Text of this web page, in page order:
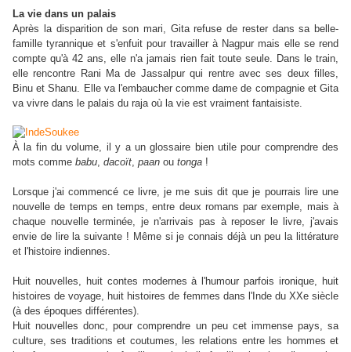
La vie dans un palais
Après la disparition de son mari, Gita refuse de rester dans sa belle-
famille tyrannique et s'enfuit pour travailler à Nagpur mais elle se rend
compte qu'à 42 ans, elle n'a jamais rien fait toute seule. Dans le train,
elle rencontre Rani Ma de Jassalpur qui rentre avec ses deux filles,
Binu et Shanu. Elle va l'embaucher comme dame de compagnie et Gita
va vivre dans le palais du raja où la vie est vraiment fantaisiste.
À la fin du volume, il y a un glossaire bien utile pour comprendre des
mots comme babu, dacoït, paan ou tonga !
Lorsque j'ai commencé ce livre, je me suis dit que je pourrais lire une
nouvelle de temps en temps, entre deux romans par exemple, mais à
chaque nouvelle terminée, je n'arrivais pas à reposer le livre, j'avais
envie de lire la suivante ! Même si je connais déjà un peu la littérature
et l'histoire indiennes.
Huit nouvelles, huit contes modernes à l'humour parfois ironique, huit
histoires de voyage, huit histoires de femmes dans l'Inde du XXe siècle
(à des époques différentes).
Huit nouvelles donc, pour comprendre un peu cet immense pays, sa
culture, ses traditions et coutumes, les relations entre les hommes et